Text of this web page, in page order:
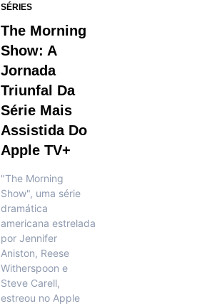
SÉRIES
The Morning
Show: A
Jornada
Triunfal Da
Série Mais
Assistida Do
Apple TV+
"The Morning
Show", uma série
dramática
americana estrelada
por Jennifer
Aniston, Reese
Witherspoon e
Steve Carell,
estreou no Apple